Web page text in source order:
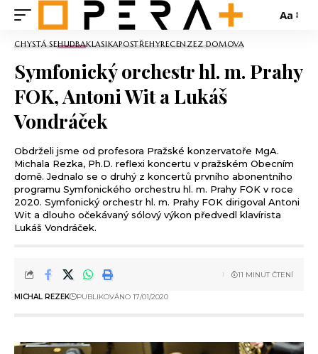
Aa
CHYSTÁ SEHUDBAKLASIKAPOSTŘEHYRECENZEZ DOMOVA
Symfonický orchestr hl. m. Prahy
FOK, Antoni Wit a Lukáš
Vondráček
Obdrželi jsme od profesora Pražské konzervatoře MgA.
Michala Rezka, Ph.D. reflexi koncertu v pražském Obecním
domě. Jednalo se o druhý z koncertů prvního abonentního
programu Symfonického orchestru hl. m. Prahy FOK v roce
2020. Symfonický orchestr hl. m. Prahy FOK dirigoval Antoni
Wit a dlouho očekávaný sólový výkon předvedl klavírista
Lukáš Vondráček.
MICHAL REZEK PUBLIKOVÁNO 17/01/2020
11 MINUT ČTENÍ